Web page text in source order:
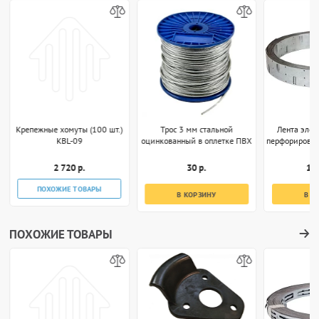
Крепежные хомуты (100 шт.)
KBL-09
2 720 р.
ПОХОЖИЕ ТОВАРЫ
Трос 3 мм стальной
оцинкованный в оплетке ПВХ
30 р.
В КОРЗИНУ
Лента
17
В
ПОХОЖИЕ ТОВАРЫ